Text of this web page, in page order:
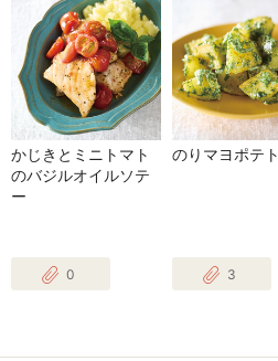
かじきとミニトマト
のバジルオイルソテ
ー
0
のりマヨポテト
3